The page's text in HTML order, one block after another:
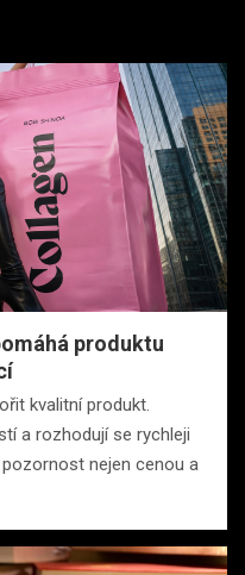
produktu
kvalitní produkt.
a rozhodují se rychleji
nejen cenou a